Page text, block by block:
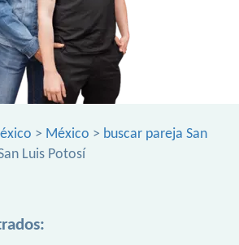
> México > buscar pareja San
Luis Potosí